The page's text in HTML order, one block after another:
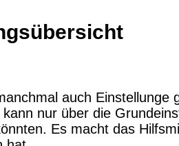
auch
nur über die
Es macht das